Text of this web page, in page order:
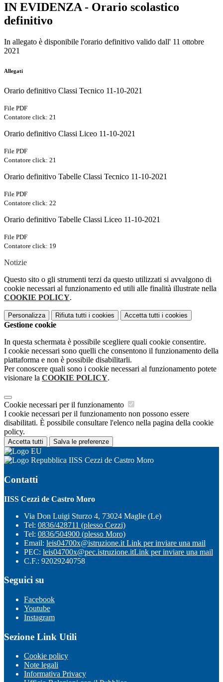
IN EVIDENZA - Orario scolastico
definitivo
In allegato è disponibile l'orario definitivo valido dall' 11 ottobre
2021
Allegati
Orario definitivo Classi Tecnico 11-10-2021
File PDF
Contatore click: 21
Orario definitivo Classi Liceo 11-10-2021
File PDF
Contatore click: 21
Orario definitivo Tabelle Classi Tecnico 11-10-2021
File PDF
Contatore click: 22
Orario definitivo Tabelle Classi Liceo 11-10-2021
File PDF
Contatore click: 19
Notizie
Questo sito o gli strumenti terzi da questo utilizzati si avvalgono di
cookie necessari al funzionamento ed utili alle finalità illustrate nella
COOKIE POLICY.
Personalizza Rifiuta tutti i cookies Accetta tutti i cookies
Gestione cookie
In questa schermata è possibile scegliere quali cookie consentire.
I cookie necessari sono quelli che consentono il funzionamento della
piattaforma e non è possibile disabilitarli.
Per conoscere quali sono i cookie necessari al funzionamento potete
visionare la COOKIE POLICY.
Cookie necessari per il funzionamento
I cookie necessari per il funzionamento non possono essere
disabilitati. È possibile consultare l'elenco nella pagina della cookie
policy.
Accetta tutti Salva le preferenze
IISS Cezzi de Castro Moro
Contatti
IISS Cezzi de Castro Moro
Via Don Luigi Sturzo 4, 73024 Maglie (Le)
Tel: 0836/428711 (plesso Cezzi)
Tel: 0836/504900 (plesso Moro)
Email: leis04700x@istruzione.it Link per inviare una mail
PEC: leis04700x@pec.istruzione.itLink per inviare una mail
C.F.: 92029240758
Seguici su
Facebook
Youtube
Instagram
Sezione Link Utili
Cookie policy
Note legali
Informativa Privacy